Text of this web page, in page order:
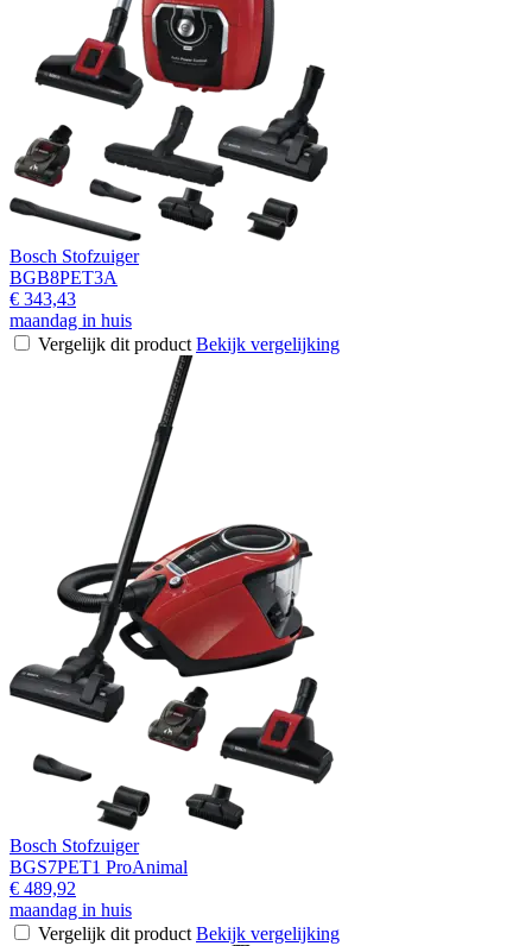
Bosch Stofzuiger
BGB8PET3A
€ 343,43
maandag in huis
Vergelijk dit product Bekijk vergelijking
Bosch Stofzuiger
BGS7PET1 ProAnimal
€ 489,92
maandag in huis
Vergelijk dit product Bekijk vergelijking